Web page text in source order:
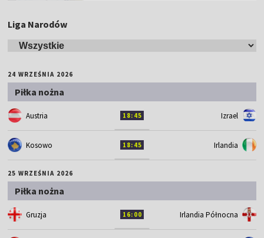
Liga Narodów
24 WRZEŚNIA 2026
Piłka nożna
Austria 18:45 Izrael
Kosowo 18:45 Irlandia
25 WRZEŚNIA 2026
Piłka nożna
Gruzja 16:00 Irlandia Północna